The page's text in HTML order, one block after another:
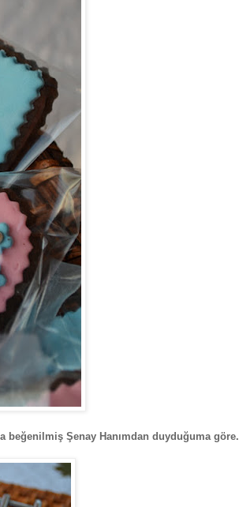
Şenay Hanımdan duyduğuma göre.